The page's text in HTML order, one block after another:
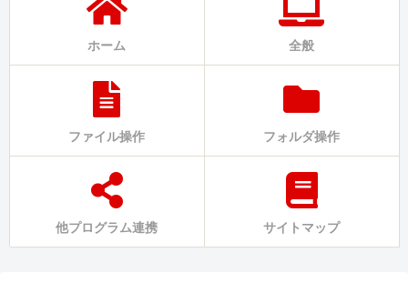
ホーム 全般
ファイル操作 フォルダ操作
他プログラム連携 サイトマップ